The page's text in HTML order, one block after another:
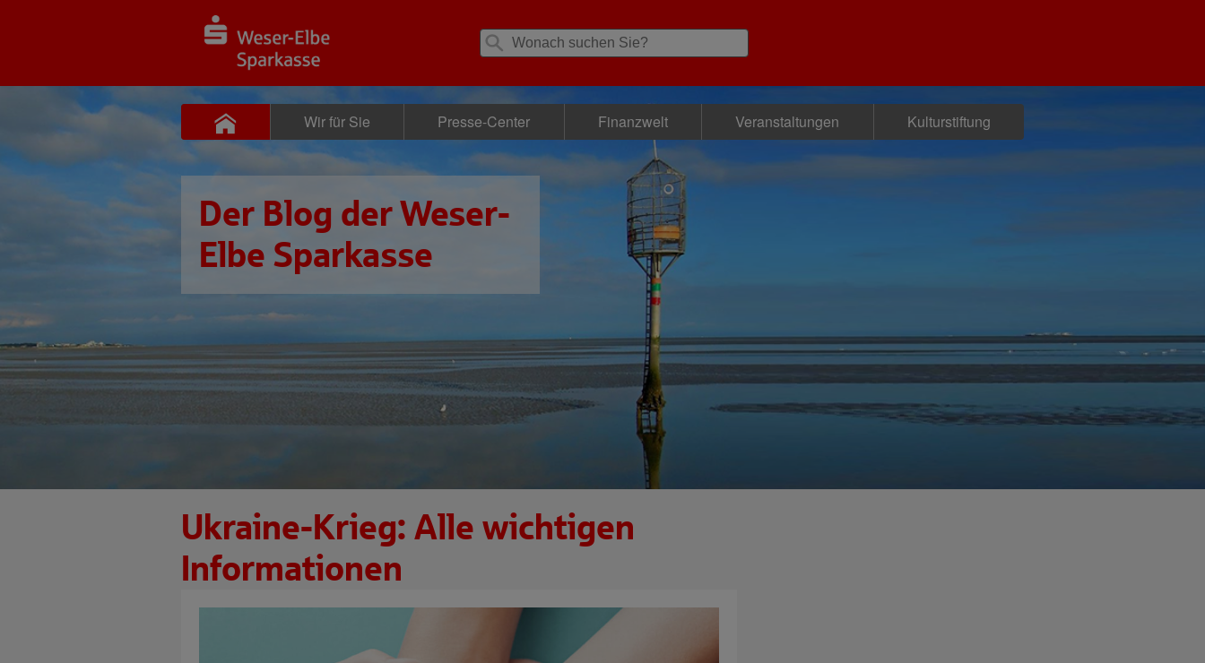
Wir für Sie Presse-Center Finanzwelt Veranstaltungen Kulturstiftung
Der Blog der Weser-
Elbe Sparkasse
Ukraine-Krieg: Alle wichtigen
Informationen